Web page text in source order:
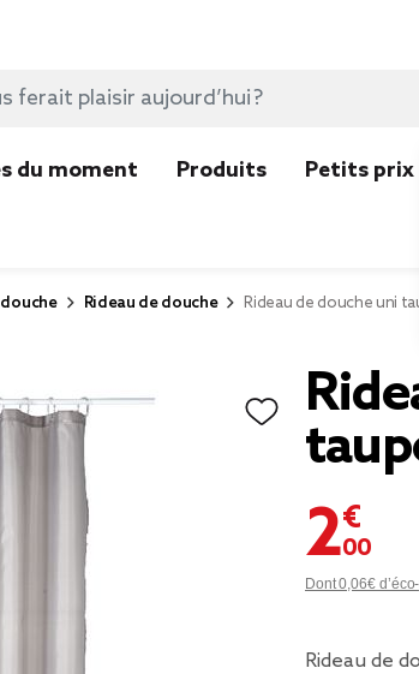
du moment Produits Petits prix
Rideau de douche Rideau de douche uni
2,00 €
Dont 0,06€
Rideau de